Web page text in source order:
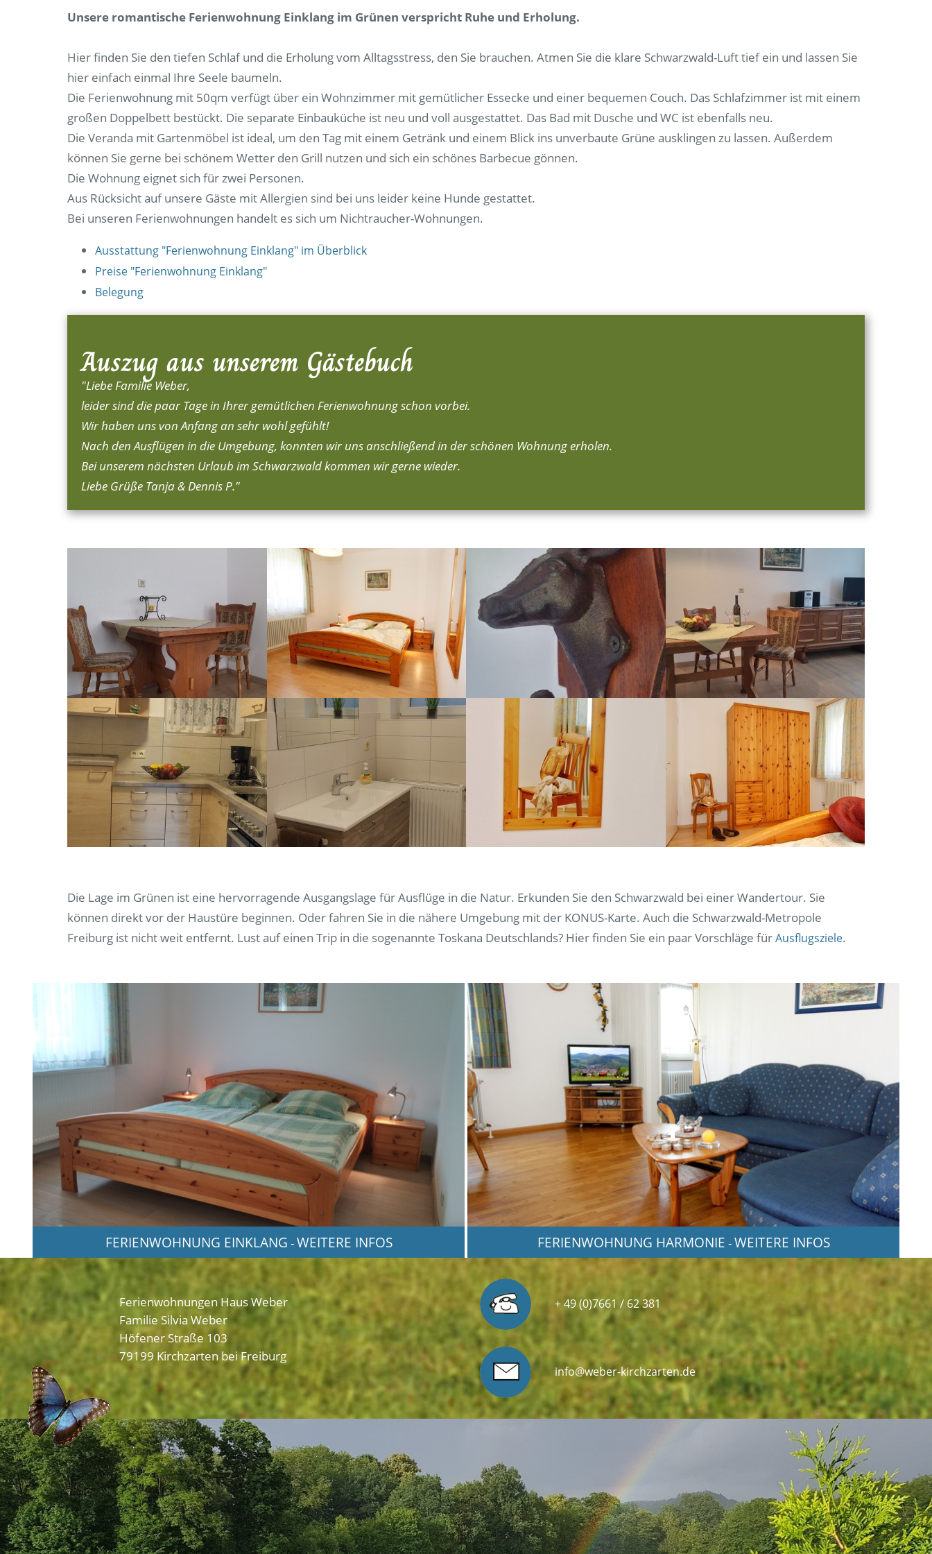
Unsere romantische Ferienwohnung Einklang im Grünen verspricht Ruhe und Erholung.
Hier finden Sie den tiefen Schlaf und die Erholung vom Alltagsstress, den Sie brauchen. Atmen Sie die klare Schwarzwald-Luft tief ein und lassen Sie
hier einfach einmal Ihre Seele baumeln.
Die Ferienwohnung mit 50qm verfügt über ein Wohnzimmer mit gemütlicher Essecke und einer bequemen Couch. Das Schlafzimmer ist mit einem
großen Doppelbett bestückt. Die separate Einbauküche ist neu und voll ausgestattet. Das Bad mit Dusche und WC ist ebenfalls neu.
Die Veranda mit Gartenmöbel ist ideal, um den Tag mit einem Getränk und einem Blick ins unverbaute Grüne ausklingen zu lassen. Außerdem
können Sie gerne bei schönem Wetter den Grill nutzen und sich ein schönes Barbecue gönnen.
Die Wohnung eignet sich für zwei Personen.
Aus Rücksicht auf unsere Gäste mit Allergien sind bei uns leider keine Hunde gestattet.
Bei unseren Ferienwohnungen handelt es sich um Nichtraucher-Wohnungen.
Ausstattung "Ferienwohnung Einklang" im Überblick
Preise "Ferienwohnung Einklang"
Belegung
Auszug aus unserem Gästebuch
"Liebe Familie Weber,
leider sind die paar Tage in Ihrer gemütlichen Ferienwohnung schon vorbei.
Wir haben uns von Anfang an sehr wohl gefühlt!
Nach den Ausflügen in die Umgebung, konnten wir uns anschließend in der schönen Wohnung erholen.
Bei unserem nächsten Urlaub im Schwarzwald kommen wir gerne wieder.
Liebe Grüße Tanja & Dennis P."
Die Lage im Grünen ist eine hervorragende Ausgangslage für Ausflüge in die Natur. Erkunden Sie den Schwarzwald bei einer Wandertour. Sie
können direkt vor der Haustüre beginnen. Oder fahren Sie in die nähere Umgebung mit der KONUS-Karte. Auch die Schwarzwald-Metropole
Freiburg ist nicht weit entfernt. Lust auf einen Trip in die sogenannte Toskana Deutschlands? Hier finden Sie ein paar Vorschläge fürAusflugsziele.
FERIENWOHNUNG EINKLANG -WEITERE INFOS FERIENWOHNUNG HARMONIE -WEITERE INFOS
Ferienwohnungen Haus Weber
Familie Silvia Weber
Höfener Straße 103
79199 Kirchzarten bei Freiburg
+ 49 (0)7661 / 62 381
info@weber-kirchzarten.de